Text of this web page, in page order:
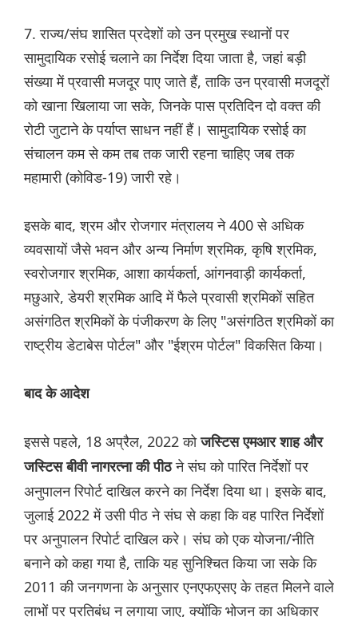
7. राज्य/संघ शासित प्रदेशों को उन प्रमुख स्थानों पर
सामुदायिक रसोई चलाने का निर्देश दिया जाता है, जहां बड़ी
संख्या में प्रवासी मजदूर पाए जाते हैं, ताकि उन प्रवासी मजदूरों
को खाना खिलाया जा सके, जिनके पास प्रतिदिन दो वक्त की
रोटी जुटाने के पर्याप्त साधन नहीं हैं। सामुदायिक रसोई का
संचालन कम से कम तब तक जारी रहना चाहिए जब तक
महामारी (कोविड-19) जारी रहे।
इसके बाद, श्रम और रोजगार मंत्रालय ने 400 से अधिक
व्यवसायों जैसे भवन और अन्य निर्माण श्रमिक, कृषि श्रमिक,
स्वरोजगार श्रमिक, आशा कार्यकर्ता, आंगनवाड़ी कार्यकर्ता,
मछुआरे, डेयरी श्रमिक आदि में फैले प्रवासी श्रमिकों सहित
असंगठित श्रमिकों के पंजीकरण के लिए "असंगठित श्रमिकों का
राष्ट्रीय डेटाबेस पोर्टल" और "ईश्रम पोर्टल" विकसित किया।
बाद के आदेश
इससे पहले, 18 अप्रैल, 2022 कोजस्टिस एमआर शाह और
जस्टिस बीवी नागरत्ना की पीठने संघ को पारित निर्देशों पर
अनुपालन रिपोर्ट दाखिल करने का निर्देश दिया था। इसके बाद,
जुलाई 2022 में उसी पीठ ने संघ से कहा कि वह पारित निर्देशों
पर अनुपालन रिपोर्ट दाखिल करे। संघ को एक योजना/नीति
बनाने को कहा गया है, ताकि यह सुनिश्चित किया जा सके कि
2011 की जनगणना के अनुसार एनएफएसए के तहत मिलने वाले
लाभों पर प्रतिबंध न लगाया जाए, क्योंकि भोजन का अधिकार